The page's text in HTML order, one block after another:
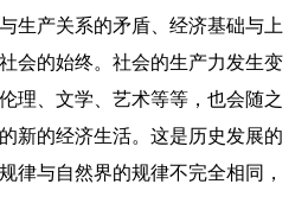
生产关系的矛盾、经济基础与上
会的始终。社会的生产力发生变
理、文学、艺术等等，也会随之
新的经济生活。这是历史发展的
律与自然界的规律不完全相同，